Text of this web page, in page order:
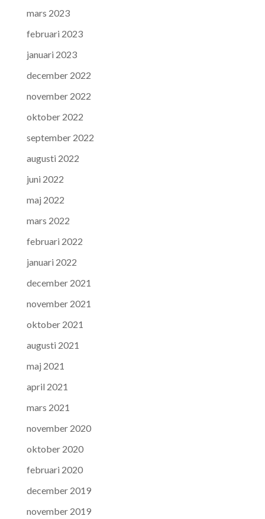
mars 2023
februari 2023
januari 2023
december 2022
november 2022
oktober 2022
september 2022
augusti 2022
juni 2022
maj 2022
mars 2022
februari 2022
januari 2022
december 2021
november 2021
oktober 2021
augusti 2021
maj 2021
april 2021
mars 2021
november 2020
oktober 2020
februari 2020
december 2019
november 2019